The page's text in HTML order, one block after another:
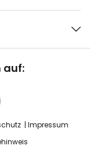
auf:
Impressum